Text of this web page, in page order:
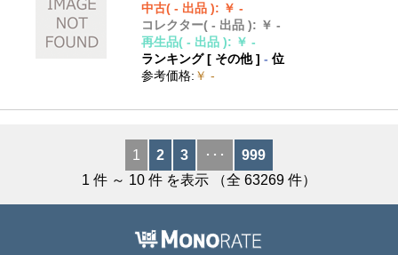
中古( - 出品 ): ￥ -
コレクター( - 出品 ): ￥ -
再生品( - 出品 ): ￥ -
ランキング [ その他]- 位
参考価格: ￥ -
1 2 3 ･･･
999
1 件 ～ 10 件 を表示 （全 63269 件）